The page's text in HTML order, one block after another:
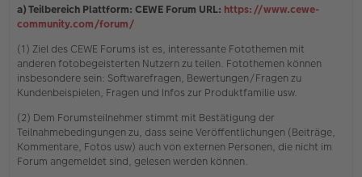
a) Teilbereich Plattform: CEWE Forum URL: https://www.cewe-
community.com/forum/
(1) Ziel des CEWE Forums ist es, interessante Fotothemen mit
anderen fotobegeisterten Nutzern zu teilen. Fotothemen können
insbesondere sein: Softwarefragen, Bewertungen/Fragen zu
Kundenbeispielen, Fragen und Infos zur Produktfamilie usw.
(2) Dem Forumsteilnehmer stimmt mit Bestätigung der
Teilnahmebedingungen zu, dass seine Veröffentlichungen (Beiträge,
Kommentare, Fotos usw) auch von externen Personen, die nicht im
Forum angemeldet sind, gelesen werden können.